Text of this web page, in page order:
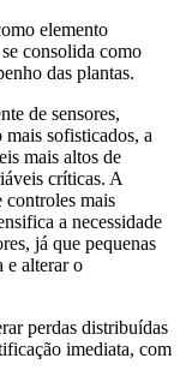
elemento
consolida como
das plantas.
de sensores,
mais sofisticados, a
mais altos de
críticas. A
controles mais
a necessidade
já que pequenas
e alterar o
perdas distribuídas
imediata, com